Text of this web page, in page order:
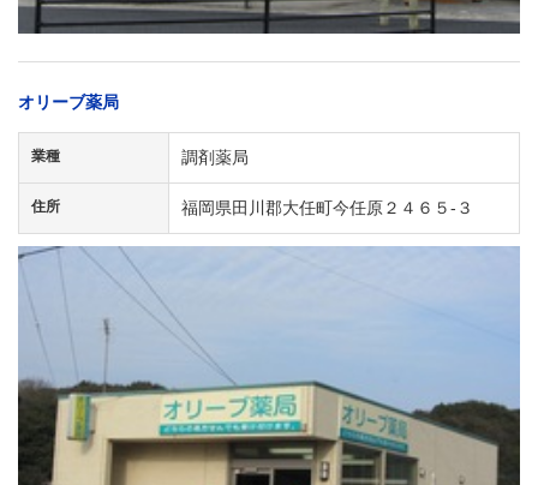
オリーブ薬局
業種 調剤薬局
住所 福岡県田川郡大任町今任原２４６５-３